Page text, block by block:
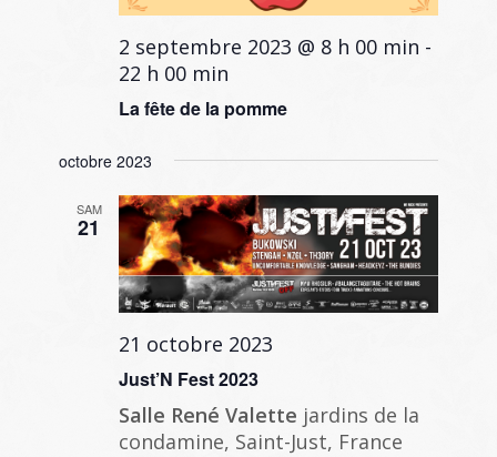
2 septembre 2023 @ 8 h 00 min -
22 h 00 min
La fête de la pomme
octobre 2023
SAM
21
21 octobre 2023
Just’N Fest 2023
Salle René Valette jardins de la
condamine, Saint-Just, France